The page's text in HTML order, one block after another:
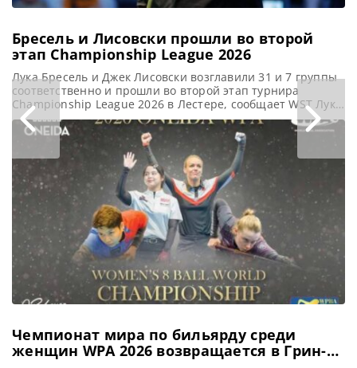
Бресель и Лисовски прошли во второй
этап Championship League 2026
Лука Бресель и Джек Лисовски возглавили 31 и 7 группы
соответственно и прошли во второй этап турнира
Championship League 2026 в Лестере, сообщает WST Лука
Бресель и Джек Лисовски уверенно преодолели первый
этап Championship League 2026, одержав по три победы в
Лестере. Для бывшего Чемпиона мира Бреселя текущий
сезон 2026-27 обещает быть напряженным. Поскольку он
Чемпионат мира по бильярду среди
женщин WPA 2026 возвращается в Грин-